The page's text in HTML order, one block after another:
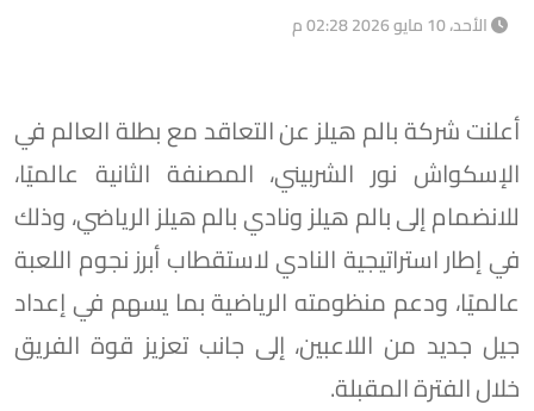
الأحد، 10 مايو 2026 02:28 م
أعلنت شركة بالم هيلز عن التعاقد مع بطلة العالم في
الإسكواش نور الشربيني، المصنفة الثانية عالميًا،
للانضمام إلى بالم هيلز ونادي بالم هيلز الرياضي، وذلك
في إطار استراتيجية النادي لاستقطاب أبرز نجوم اللعبة
عالميًا، ودعم منظومته الرياضية بما يسهم في إعداد
جيل جديد من اللاعبين، إلى جانب تعزيز قوة الفريق
خلال الفترة المقبلة.